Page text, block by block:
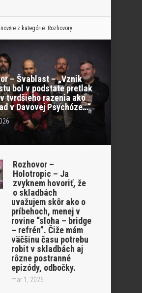
z kategórie: Rozhovory
– Švablast – „Vznik
bol v podstate pretlak
tvrdšieho razenia ako
v Davovej Psychóze…“
Rozhovor –
Holotropic – Ja
zvyknem hovoriť, že
o skladbách
uvažujem skôr ako o
príbehoch, menej v
rovine “sloha – bridge
– refrén”. Čiže mám
väčšinu času potrebu
robit v skladbách aj
rôzne postranné
epizódy, odbočky.
mar 1, 2026